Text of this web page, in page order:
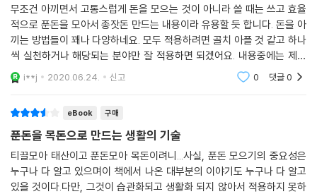
무조건 아끼면서 고통스럽게 돈을 모으는 것이 아니라 쓸 때는 쓰고 효율
적으로 푼돈을 모아서 종잣돈 만드는 내용이라 유용할 듯 합니다. 돈을 아
끼는 방법들이 꽤나 다양하네요. 모두 적용하려면 골치 아플 것 같고 하나
씩 실천하거나 해당되는 분야만 잘 적용하면 되겠어요. 내용중에는 제가
실천하고 있는 팁도 몇가지 있어서 읽으면서 반가운 마음이 들기도 했습니
다.
i**j 2020.06.24. 신고 0 댓글0
eBook 구매
푼돈을 목돈으로 만드는 생활의 기술
티끌모아 태산이고 푼돈모아 목돈이려니...사실, 푼돈 모으기의 중요성은
누구나 다 알고 있으며이 책에서 나온 대부분의 이야기도 누구나 다 알고
있을 것이다.다만, 그것이 습관화되고 생활화 되지 않아서 적용하지 못하